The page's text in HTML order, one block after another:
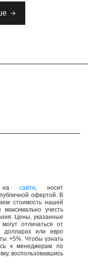
на сайте, носит
офертой. В
стоимость нашей
максимально учесть
Цены, указанные
отличаться от
долларах или евро
+5%. Чтобы узнать
к менеджерам по
воспользовавшись